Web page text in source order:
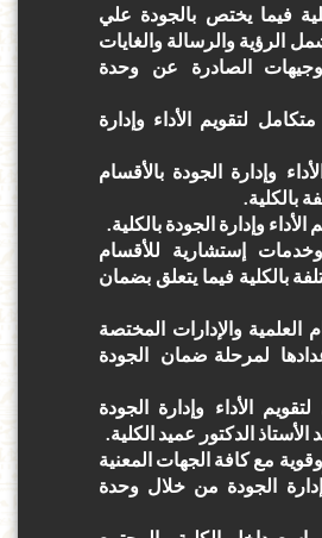
فيما يختص بالجودة علي
الرؤية والرسالة والغايات
الصادرة عن وحدة
لتقويم الأداء وإدارة
وإدارة الجودة بالأقسام
بالكلية.
وإدارة الجودة بالكلية.
إستشارية للأقسام
بالكلية فيما يتعلق بضمان
العلمية والإدارات المختصة
لمرحلة ضمان الجودة
الأداء وإدارة الجودة
الدكتور عميد الكلية.
مع كافة الجهات المعنية
الجودة من خلال وحدة